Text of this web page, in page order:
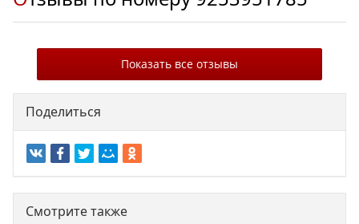
Показать все отзывы
Поделиться
Смотрите также